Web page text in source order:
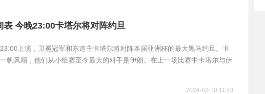
表 今晚23:00卡塔尔将对阵约旦
上演，卫冕冠军和东道主卡塔尔将对阵本届亚洲杯的最大黑马约旦。卡
帆风顺，他们从小组赛至今最大的对手是伊朗。在上一场比赛中卡塔尔与伊
2024-02-10 11:53